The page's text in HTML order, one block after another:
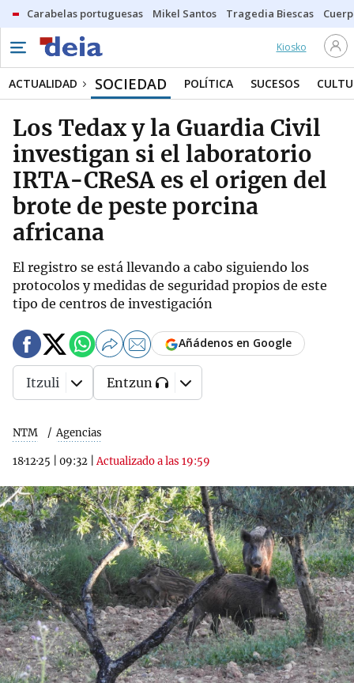
Carabelas portuguesas Mikel Santos Tragedia Biescas
Kiosko
ACTUALIDAD SOCIEDAD POLÍTICA SUCESOS
Los Tedax y la Guardia Civil
investigan si el laboratorio
IRTA-CReSA es el origen del
brote de peste porcina
africana
El registro se está llevando a cabo siguiendo los
protocolos y medidas de seguridad propios de este
tipo de centros de investigación
NTM Agencias
18·12·25 09:32 |Actualizado a las 19:59
Añádenos en Google
Itzuli Entzun